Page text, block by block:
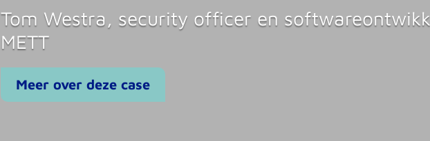
Tom Westra, security officer en
METT
Meer over deze case